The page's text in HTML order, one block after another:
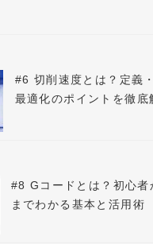
#6 切削速度とは？定義
最適化のポイントを徹底
#8 Gコードとは？初心者
までわかる基本と活用術